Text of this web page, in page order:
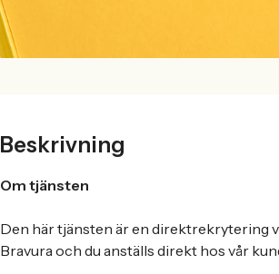
Beskrivning
Om tjänsten
Den här tjänsten är en direktrekrytering
Bravura och du anställs direkt hos vår